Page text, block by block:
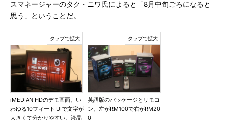
スマネージャーのタク・ニワ氏によると「8月中旬ごろになると
思う」ということだ。
iMEDIAN HDのデモ画面。い
わゆる10フィート UIで文字が
大きくて分かりやすい。液晶
英語版のパッケージとリモコ
ン。左がRM100で右がRM20
0